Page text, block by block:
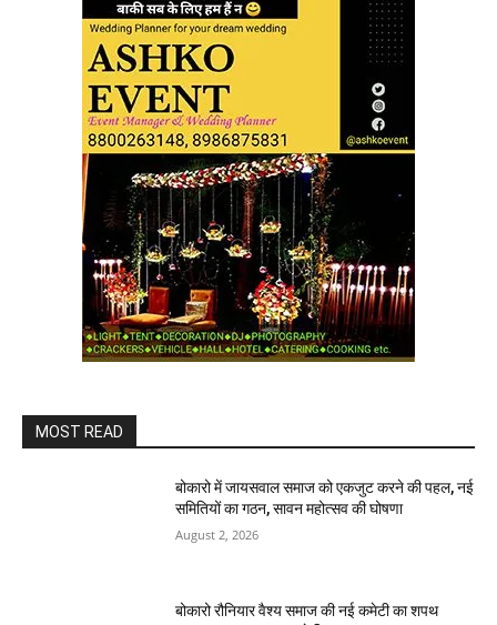
MOST READ
बोकारो में जायसवाल समाज को एकजुट करने की पहल, नई
समितियों का गठन, सावन महोत्सव की घोषणा
August 2, 2026
बोकारो रौनियार वैश्य समाज की नई कमेटी का शपथ